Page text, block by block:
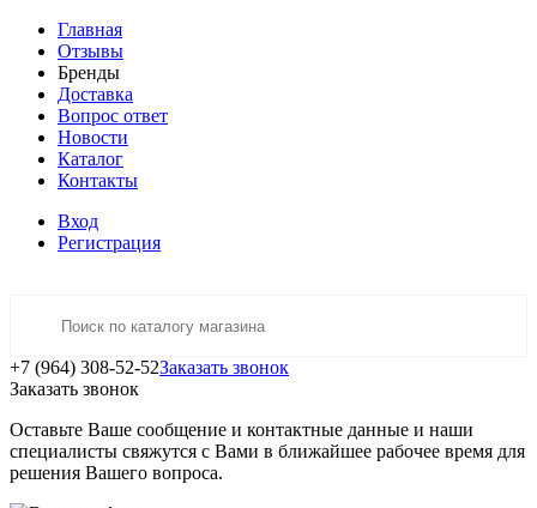
Главная
Отзывы
Бренды
Доставка
Вопрос ответ
Новости
Каталог
Контакты
Вход
Регистрация
+7 (964) 308-52-52Заказать звонок
Заказать звонок
Оставьте Ваше сообщение и контактные данные и наши
специалисты свяжутся с Вами в ближайшее рабочее время для
решения Вашего вопроса.